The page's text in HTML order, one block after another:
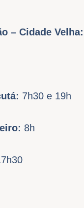
– Cidade Velha:
7h30 e 19h
8h